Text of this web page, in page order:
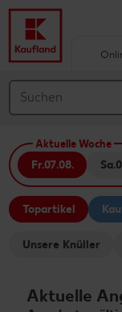
Hauptinhalt
Footer
Schwebender
Aktuelle Woche
Fr.07.08. Sa.
Topartikel
Unsere Knüller
Aktuelle